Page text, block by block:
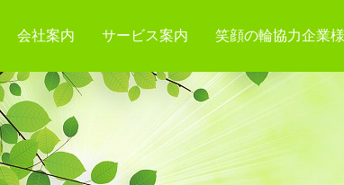
会社案内 サービス案内 笑顔の輪協力企業様